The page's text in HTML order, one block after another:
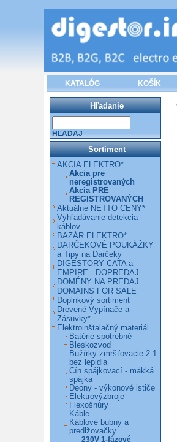
KATALÓG KOŠÍK
Hľadanie
HĽADAJ
Sortiment
AKCIA ELEKTRO*
Akcia pre
neregistrovaných
Akcia PRE
REGISTROVANÝCH
Aktuálne NETTO CENY*
Vyhľadávanie detekcia
káblov
BAZÁR ELEKTRO*
DARČEKOVÉ POUKÁŽKY
a Tipy na Darčeky
DIGESTORY CATA a
EMPIRE - DOPREDAJ
DOMÉNY NA PREDAJ
DOMAINS FOR SALE
Doplnkový sortiment
Drevené Vypínače a
Zásuvky*
Elektroinštalačný materiál
Batérie spotrebné
Bleskozvod
Bužírky zmršťovacie 2:1
bez lepidla
Cín spájkovací - mäkká
spájka
Deony - výkonové ističe
Elektrovýzbroje
Flexošnúry
Káble
Káblové bubny a
predlžovačky
230V 1-fázové